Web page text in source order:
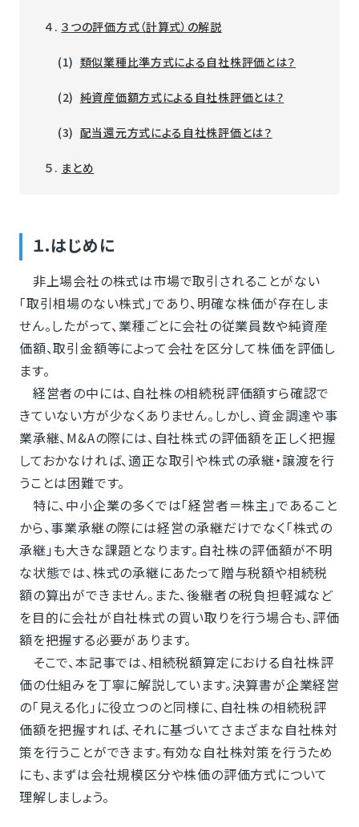
４. ３つの評価方式（計算式）の解説
(1) 類似業種比準方式による自社株評価とは？
(2) 純資産価額方式による自社株評価とは？
(3) 配当還元方式による自社株評価とは？
５. まとめ
１.はじめに
非上場会社の株式は市場で取引されることがない
「取引相場のない株式」であり、明確な株価が存在しま
せん。したがって、業種ごとに会社の従業員数や純資産
価額、取引金額等によって会社を区分して株価を評価し
ます。
経営者の中には、自社株の相続税評価額すら確認で
きていない方が少なくありません。しかし、資金調達や事
業承継、M&Aの際には、自社株式の評価額を正しく把握
しておかなければ、適正な取引や株式の承継・譲渡を行
うことは困難です。
特に、中小企業の多くでは「経営者＝株主」であること
から、事業承継の際には経営の承継だけでなく「株式の
承継」も大きな課題となります。自社株の評価額が不明
な状態では、株式の承継にあたって贈与税額や相続税
額の算出ができません。また、後継者の税負担軽減など
を目的に会社が自社株式の買い取りを行う場合も、評価
額を把握する必要があります。
そこで、本記事では、相続税額算定における自社株評
価の仕組みを丁寧に解説しています。決算書が企業経営
の「見える化」に役立つのと同様に、自社株の相続税評
価額を把握すれば、それに基づいてさまざまな自社株対
策を行うことができます。有効な自社株対策を行うため
にも、まずは会社規模区分や株価の評価方式について
理解しましょう。